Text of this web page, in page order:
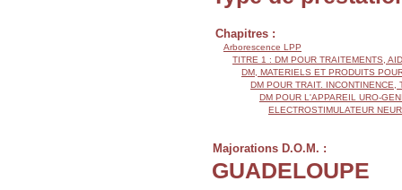
Chapitres :
Arborescence LPP
TITRE 1 : DM POUR TRAITEMENTS,
DM, MATERIELS ET PRODUITS
DM POUR TRAIT.
DM POUR L'APPAREIL URO-
ELECTROSTIMULATEUR
Majorations D.O.M. :
GUADELOUPE